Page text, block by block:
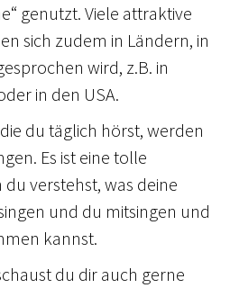
genutzt. Viele attraktive
sich zudem in Ländern, in
wird, z.B. in
in den USA.
du täglich hörst, werden
Es ist eine tolle
verstehst, was deine
und du mitsingen und
kannst.
du dir auch gerne